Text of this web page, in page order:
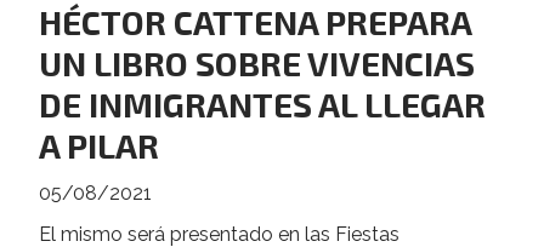
HÉCTOR CATTENA PREPARA
UN LIBRO SOBRE VIVENCIAS
DE INMIGRANTES AL LLEGAR
A PILAR
El mismo será presentado en las Fiestas
05/08/2021